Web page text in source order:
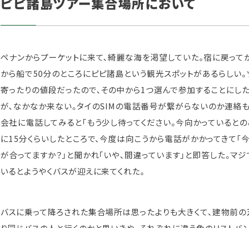
ペナンからプーケットに来て、綺麗な海を渇望していた。宿に戻って
から船で50分のところにピピ諸島という観光スポットがあるらしい
寄ったりの値段だったので、その中から1つ選んで参加することに
が、なかなか来ない。タイのSIMの電話番号が繋がらないのか連絡
会社に電話してみると「もう少し待ってください。今向かっているとの
に15分くらいしたところで、今度は向こうから電話がかかってきて「
が合ってますか？」と聞かれ「いや、間違っています」と即答した。
いるとようやくバスが迎えに来てくれた。
バスに乗って降ろされた集合場所は思ったよりも大きくて、建物前